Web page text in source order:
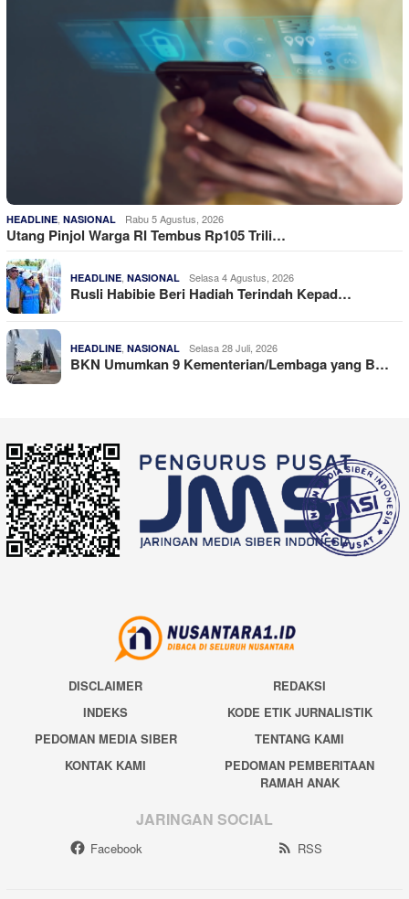
HEADLINE NASIONAL Rabu 5 Agustus, 2026
Utang Pinjol Warga RI Tembus Rp105 Trili…
HEADLINE NASIONAL Selasa 4 Agustus, 2026
Rusli Habibie Beri Hadiah Terindah Kepad…
HEADLINE NASIONAL Selasa 28 Juli, 2026
BKN Umumkan 9 Kementerian/Lembaga yang B…
DISCLAIMER
REDAKSI
INDEKS
KODE ETIK JURNALISTIK
PEDOMAN MEDIA SIBER
TENTANG KAMI
KONTAK KAMI
PEDOMAN PEMBERITAAN
RAMAH ANAK
JARINGAN SOCIAL
Facebook RSS